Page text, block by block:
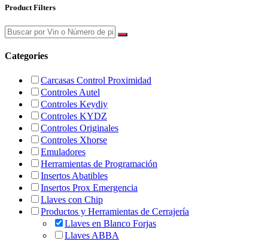
Product Filters
Categories
Carcasas Control Proximidad
Controles Autel
Controles Keydiy
Controles KYDZ
Controles Originales
Controles Xhorse
Emuladores
Herramientas de Programación
Insertos Abatibles
Insertos Prox Emergencia
Llaves con Chip
Productos y Herramientas de Cerrajería
Llaves en Blanco Forjas
Llaves ABBA